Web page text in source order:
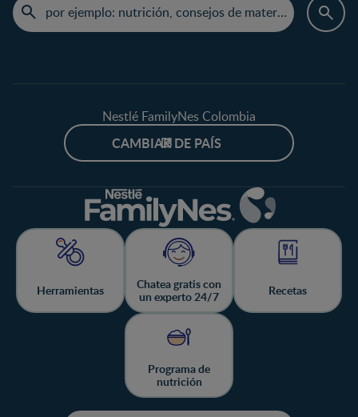
Nestlé FamilyNes Colombia
CAMBIAR DE PAÍS
Herramientas
Chatea gratis con
un experto 24/7
Recetas
Programa de
nutrición